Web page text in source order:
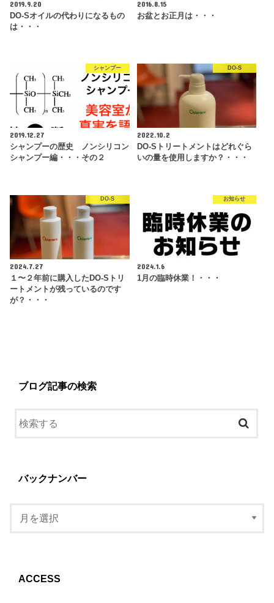
2019.9.20
DO-Sオイルの代わりになるもの
は・・・
2016.8.15
お盆とお正月は・・・
シャンプー
2019.12.27
シャンプーの歴史 ノンシリコン
シャンプー編・・・その２
DO-S
2022.10.2
DO-Sトリートメントはどれぐら
いの量を使用しますか？・・・
DO-S
2024.7.27
１〜２年前に購入したDO-Sトリ
ートメントが残っているのです
が？・・・
お知らせ
2024.1.6
1月の臨時休業！・・・
ブログ記事の検索
バックナンバー
ACCESS